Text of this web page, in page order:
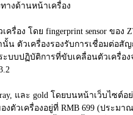
างด้านหน้าเครื่อง
รื่อง โดย fingerprint sensor ของ
นั้น ตัวเครื่องรองรับการเชื่อมต่อ
ะบบปฏิบัติการที่ขับเคลื่อนตัวเครื่อง
และ gold โดยบนหน้าเว็บไซต์อ
ตัวเครื่องอยู่ที่ RMB 699 (ประมาณ